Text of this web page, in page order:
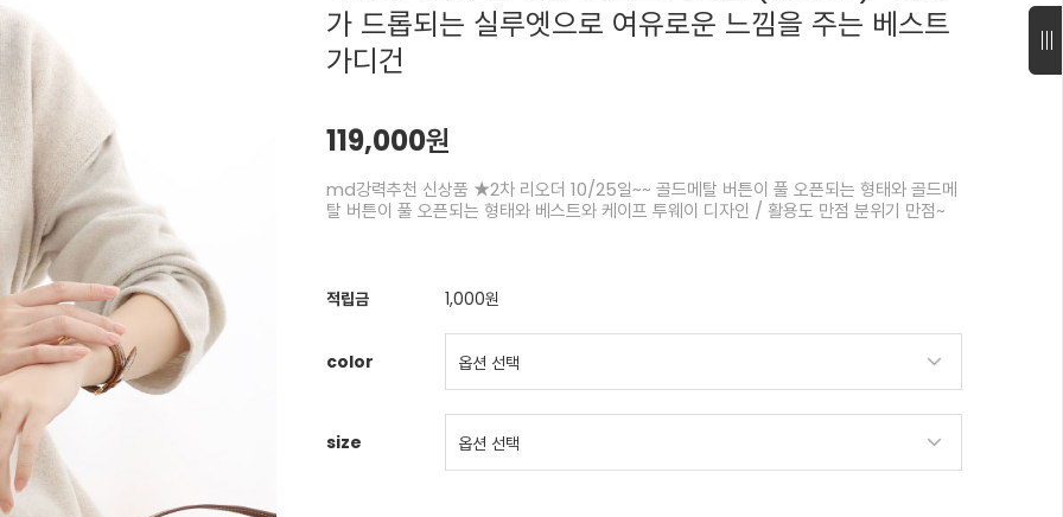
가 드롭되는 실루엣으로 여유로운 느낌을 주는 베스트
가디건
119,000원
md강력추천 신상품 ★2차 리오더 10/25일~~ 골드메탈 버튼이 풀 오픈되는 형태와 골드메
탈 버튼이 풀 오픈되는 형태와 베스트와 케이프 투웨이 디자인 / 활용도 만점 분위기 만점~
적립금 1,000원
color
size